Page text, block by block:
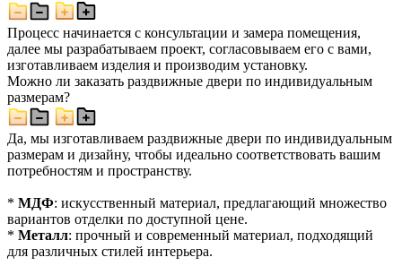
Процесс начинается с консультации и замера помещения,
далее мы разрабатываем проект, согласовываем его с вами,
изготавливаем изделия и производим установку.
Можно ли заказать раздвижные двери по индивидуальным
размерам?
Да, мы изготавливаем раздвижные двери по индивидуальным
размерам и дизайну, чтобы идеально соответствовать вашим
потребностям и пространству.
* МДФ: искусственный материал, предлагающий множество
вариантов отделки по доступной цене.
* Металл: прочный и современный материал, подходящий
для различных стилей интерьера.